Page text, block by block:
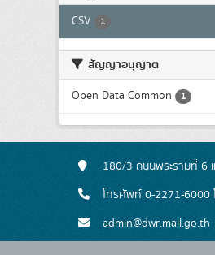
CSV 1
สัญญาอนุญาต
Open Data Common 1
180/3 ถนนพระรามที่ 6
โทรศัพท์ 0-2271-6000
admin@dwr.mail.go.th